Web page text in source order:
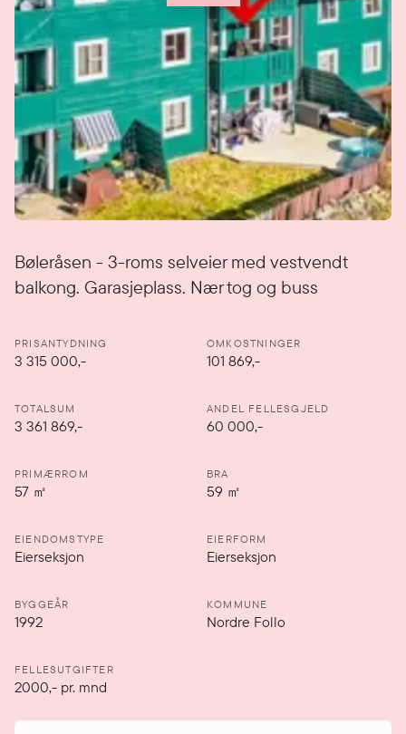
Bøleråsen - 3-roms selveier med vestvendt
balkong. Garasjeplass. Nær tog og buss
Detaljer
PRISANTYDNING
3 315 000,-
OMKOSTNINGER
101 869,-
TOTALSUM
3 361 869,-
ANDEL FELLESGJELD
60 000,-
PRIMÆRROM
57 ㎡
BRA
59 ㎡
EIENDOMSTYPE
Eierseksjon
EIERFORM
Eierseksjon
BYGGEÅR
1992
KOMMUNE
Nordre Follo
FELLESUTGIFTER
2000,- pr. mnd